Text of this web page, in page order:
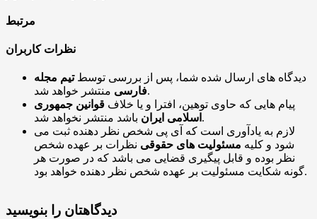
مرتبط
نظرات کاربران
دیدگاه های ارسال شده شما، پس از بررسی توسطتیم مجله
فارسیمنتشر خواهد شد.
پیام هایی که حاوی توهین، افترا و یا خلاف قوانین جمهوری
اسلامی ایران باشد منتشر نخواهد شد.
لازم به یادآوری است که آی پی شخص نظر دهنده ثبت می
شود و کلیه مسئولیت های حقوقی نظرات بر عهده شخص
نظر بوده و قابل پیگیری قضایی می باشد که در صورت هر
گونه شکایت مسئولیت بر عهده شخص نظر دهنده خواهد بود.
دیدگاهتان را بنویسید